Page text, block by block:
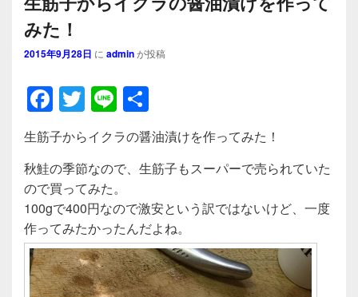
みた！
2015年9月28日 に adminが投稿
F
a
c
e
b
o
o
k
T
wi
tt
er
Li
n
e
有
生筋子からイクラの醤油漬けを作ってみた！
秋鮭の季節なので、生筋子もスーパーで売られていた
ので買ってみた。
100gで400円なので激安という訳ではないけど、一度
作ってみたかったんだよね。